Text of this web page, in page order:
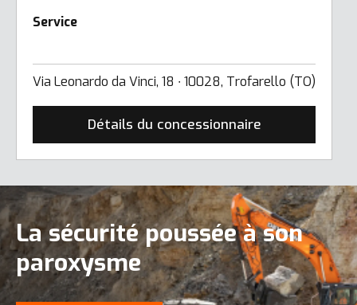
Service
Via Leonardo da Vinci, 18 ∙ 10028, Trofarello (TO)
Détails du concessionnaire
La sécurité poussée à son
paroxysme